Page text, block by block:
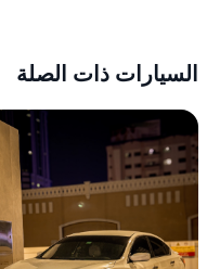
السيارات ذات الصلة